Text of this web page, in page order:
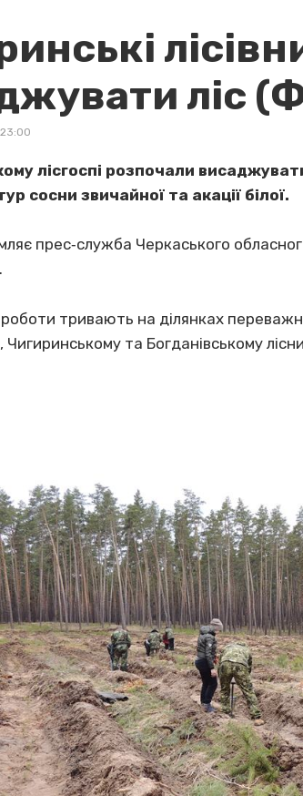
ліс
лісгоспі розпочали
сосни звичайної та акації білої.
прес‐служба Черкаського
роботи тривають на ділянках
та Богданівському